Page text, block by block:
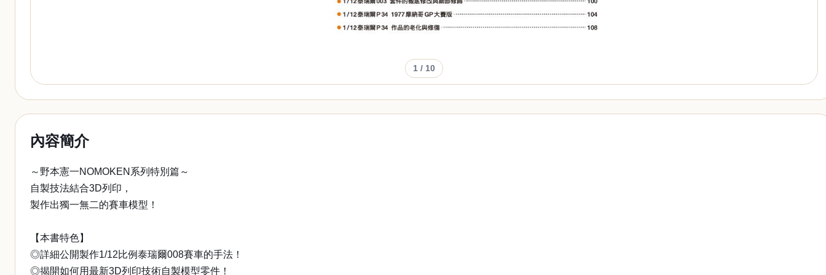
1 / 10
內容簡介
～野本憲一NOMOKEN系列特別篇～
自製技法結合3D列印，
製作出獨一無二的賽車模型！
【本書特色】
◎詳細公開製作1/12比例泰瑞爾008賽車的手法！
◎揭開如何用最新3D列印技術自製模型零件！